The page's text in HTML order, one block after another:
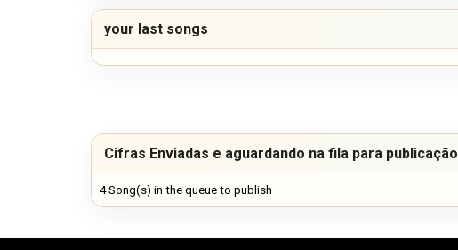
your last songs
Cifras Enviadas e aguardando na fila para publicação
4 Song(s) in the queue to publish